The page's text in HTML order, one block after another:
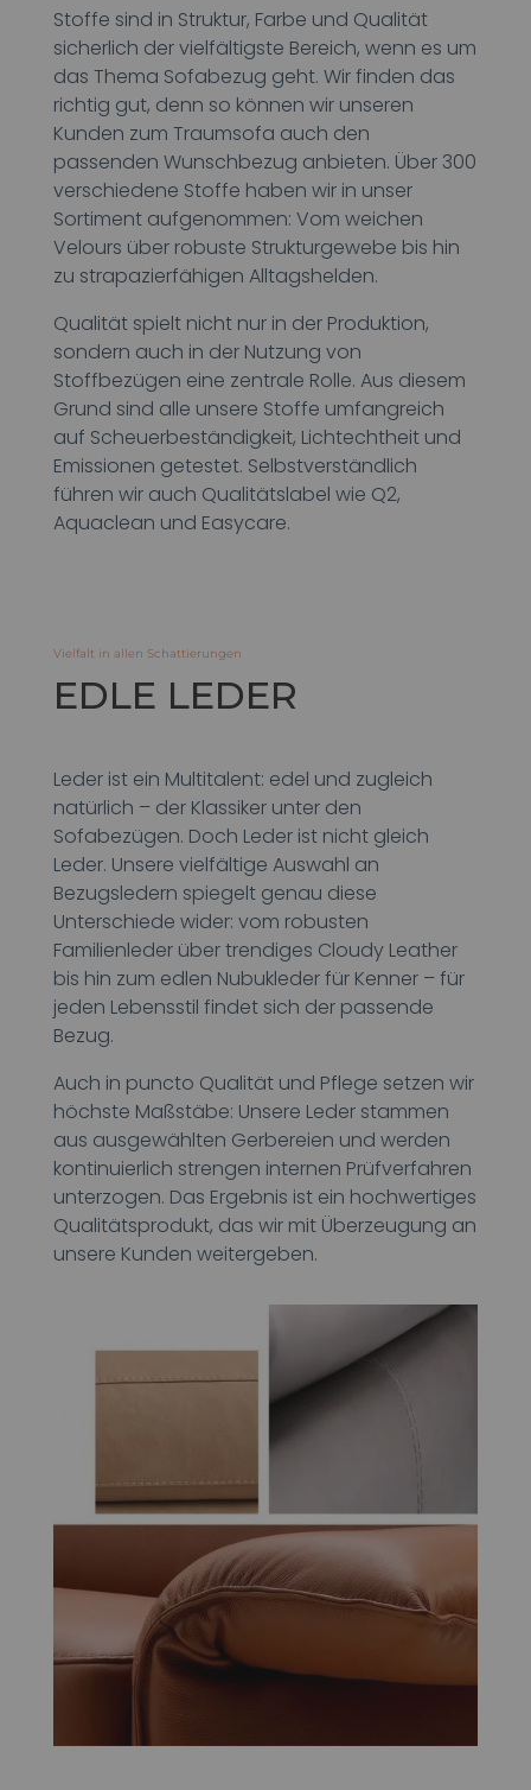
Stoffe sind in Struktur, Farbe und Qualität
sicherlich der vielfältigste Bereich, wenn es um
das Thema Sofabezug geht. Wir finden das
richtig gut, denn so können wir unseren
Kunden zum Traumsofa auch den
passenden Wunschbezug anbieten. Über 300
verschiedene Stoffe haben wir in unser
Sortiment aufgenommen: Vom weichen
Velours über robuste Strukturgewebe bis hin
zu strapazierfähigen Alltagshelden.
Qualität spielt nicht nur in der Produktion,
sondern auch in der Nutzung von
Stoffbezügen eine zentrale Rolle. Aus diesem
Grund sind alle unsere Stoffe umfangreich
auf Scheuerbeständigkeit, Lichtechtheit und
Emissionen getestet. Selbstverständlich
führen wir auch Qualitätslabel wie Q2,
Aquaclean und Easycare.
Vielfalt in allen Schattierungen
EDLE LEDER
Leder ist ein Multitalent: edel und zugleich
natürlich – der Klassiker unter den
Sofabezügen. Doch Leder ist nicht gleich
Leder. Unsere vielfältige Auswahl an
Bezugsledern spiegelt genau diese
Unterschiede wider: vom robusten
Familienleder über trendiges Cloudy Leather
bis hin zum edlen Nubukleder für Kenner – für
jeden Lebensstil findet sich der passende
Bezug.
Auch in puncto Qualität und Pflege setzen wir
höchste Maßstäbe: Unsere Leder stammen
aus ausgewählten Gerbereien und werden
kontinuierlich strengen internen Prüfverfahren
unterzogen. Das Ergebnis ist ein hochwertiges
Qualitätsprodukt, das wir mit Überzeugung an
unsere Kunden weitergeben.